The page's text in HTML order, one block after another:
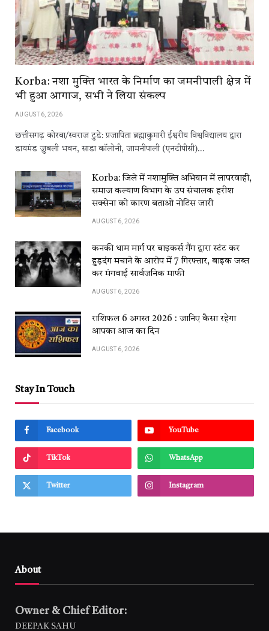
Korba: नशा मुक्ति भारत के निर्माण का जमनीपाली क्षेत्र में
भी हुआ आगाज, सभी ने लिया संकल्प
AUGUST 6, 2026
छत्तीसगढ़ कोरबा/स्वराज टुडे: प्रजापिता ब्रह्माकुमारी ईश्वरीय विश्वविद्यालय द्वारा
डायमंड जुबली भवन, साडा कॉलोनी, जामनीपाली (एनटीपीसी)…
Korba: जिले में नशामुक्ति अभियान में लापरवाही,
समाज कल्याण विभाग के उप संचालक हरीश
सक्सेना को कारण बताओ नोटिस जारी
AUGUST 6, 2026
कनकी धाम मार्ग पर बाइकर्स गैंग द्वारा स्टंट कर
हुड़दंग मचाने के आरोप में 7 गिरफ्तार, बाइक जब्त
कर मंगवाई सार्वजनिक माफी
AUGUST 6, 2026
राशिफल 6 अगस्त 2026 : जानिए कैसा रहेगा
आपका आज का दिन
AUGUST 6, 2026
Stay In Touch
Facebook YouTube
TikTok WhatsApp
Twitter Instagram
About
Owner & Chief Editor:
DEEPAK SAHU